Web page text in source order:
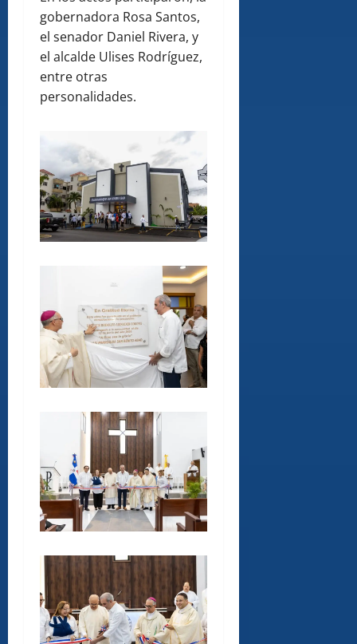
gobernadora Rosa Santos,
el senador Daniel Rivera, y
el alcalde Ulises Rodríguez,
entre otras
personalidades.